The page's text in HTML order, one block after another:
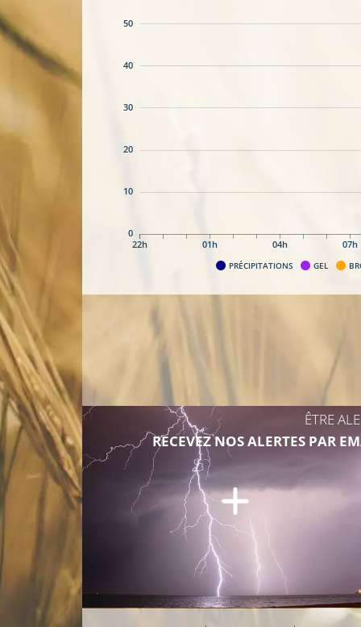
22h 01h 04h 07h
0
10
20
30
40
50
PRÉCIPITATIONS GEL
ÊTRE
RECEVEZ NOS ALERTES PAR